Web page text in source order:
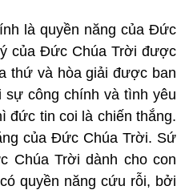
là quyền năng của Đức
của Đức Chúa Trời được
thứ và hòa giải được ban
công chính và tình yêu
đức tin coi là chiến thắng.
của Đức Chúa Trời. Sứ
Chúa Trời dành cho con
quyền năng cứu rỗi, bởi